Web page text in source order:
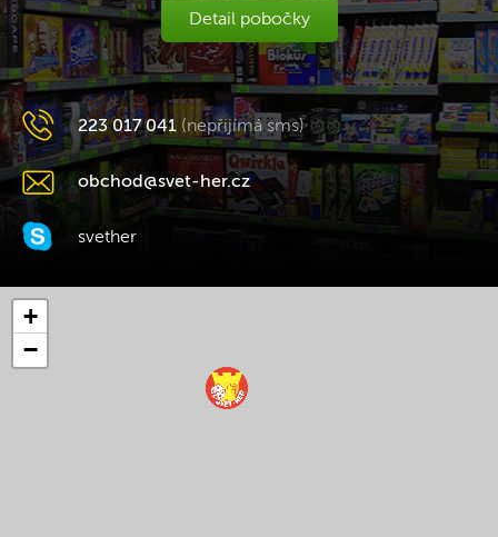
Detail pobočky
223 017 041 (nepřijímá sms)
obchod@svet-her.cz
svether
+
−